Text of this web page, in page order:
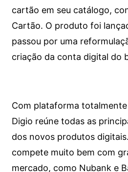
cartão em seu catálogo,
Cartão. O produto foi
passou por uma
criação da conta digital do
Com plataforma
Digio reúne todas as
dos novos produtos
compete muito bem com
mercado, como Nubank e